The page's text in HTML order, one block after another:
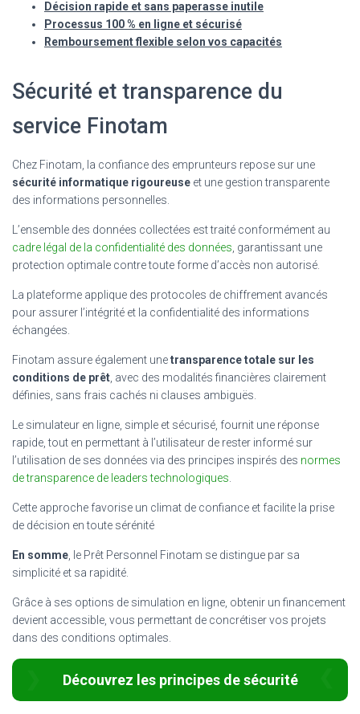
Décision rapide et sans paperasse inutile
Processus 100 % en ligne et sécurisé
Remboursement flexible selon vos capacités
Sécurité et transparence du
service Finotam
Chez Finotam, la confiance des emprunteurs repose sur une
sécurité informatique rigoureuse et une gestion transparente
des informations personnelles.
L’ensemble des données collectées est traité conformément au
cadre légal de la confidentialité des données , garantissant une
protection optimale contre toute forme d’accès non autorisé.
La plateforme applique des protocoles de chiffrement avancés
pour assurer l’intégrité et la confidentialité des informations
échangées.
Finotam assure également unetransparence totale sur les
conditions de prêt , avec des modalités financières clairement
définies, sans frais cachés ni clauses ambiguës.
Le simulateur en ligne, simple et sécurisé, fournit une réponse
rapide, tout en permettant à l’utilisateur de rester informé sur
l’utilisation de ses données via des principes inspirés des normes
de transparence de leaders technologiques
Cette approche favorise un climat de confiance et facilite la prise
de décision en toute sérénité
En somme , le Prêt Personnel Finotam se distingue par sa
simplicité et sa rapidité.
Grâce à ses options de simulation en ligne, obtenir un financement
devient accessible, vous permettant de concrétiser vos projets
dans des conditions optimales.
Découvrez les principes de sécurité